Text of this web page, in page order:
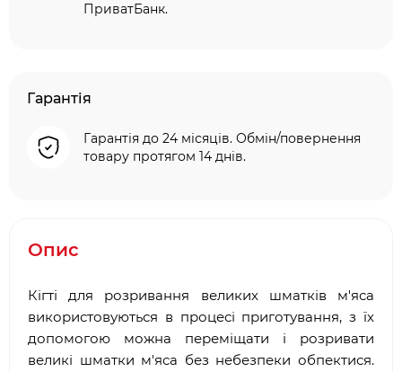
ПриватБанк.
Гарантія
Гарантія до 24 місяців. Обмін/повернення
товару протягом 14 днів.
Опис
Кігті для розривання великих шматків м'яса
використовуються в процесі приготування, з їх
допомогою можна переміщати і розривати
великі шматки м'яса без небезпеки обпектися.